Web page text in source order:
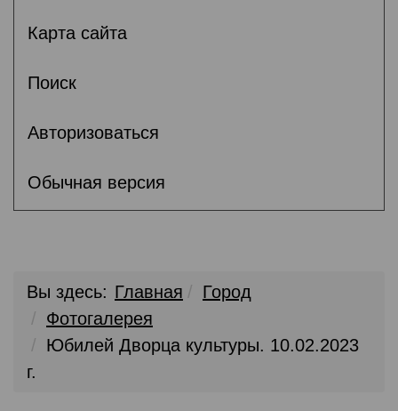
Карта сайта
Поиск
Авторизоваться
Обычная версия
Вы здесь: Главная
Город
Фотогалерея
Юбилей Дворца культуры. 10.02.2023
г.